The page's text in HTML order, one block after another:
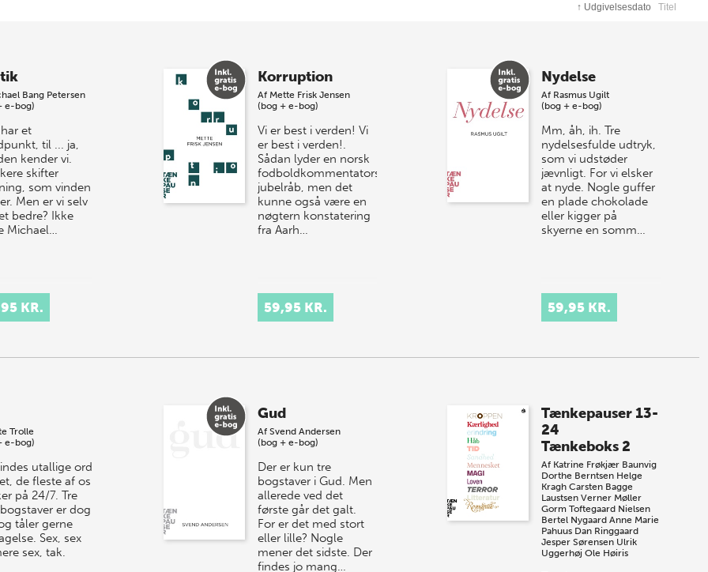
Anders Morgenthaler og Rikke Louise Schjødt og spænder fra klassisk
og fiktion – med ét fælles mål: at gøre forskningen levende og nærværende.
og støttet af Carlsbergfondet og Aage og Johanne Louis-Hansens
↑ Udgivelsesdato Titel
Bang Petersen
e-bog)
et
til ... ja,
kender vi.
skifter
som vinden
Men er vi selv
bedre? Ikke
Michael…
KR.
Korruption
Af Mette Frisk Jensen
(bog + e-bog)
Vi er best i verden! Vi
er best i verden!.
Sådan lyder en norsk
fodboldkommentators
jubelråb, men det
kunne også være en
nøgtern konstatering
fra Aarh…
59,95 KR.
Nydelse
Af Rasmus Ugilt
(bog + e-bog)
Mm, åh, ih. Tre
nydelsesfulde udtryk,
som vi udstøder
jævnligt. For vi elsker
at nyde. Nogle guffer
en plade chokolade
eller kigger på
skyerne en somm…
59,95 KR.
Trolle
e-bog)
utallige ord
de fleste af os
på 24/7. Tre
er dog
tåler gerne
Sex, sex
sex, tak.
Gud
Af Svend Andersen
(bog + e-bog)
Der er kun tre
bogstaver i Gud. Men
allerede ved det
første går det galt.
For er det med stort
eller lille? Nogle
mener det sidste. Der
findes jo mang…
Tænkepauser 13-
24
Tænkeboks 2
Af Katrine Frøkjær Baunvig
Dorthe Berntsen Helge
Kragh Carsten Bagge
Laustsen Verner Møller
Gorm Toftegaard Nielsen
Bertel Nygaard Anne Marie
Pahuus Dan Ringgaard
Jesper Sørensen Ulrik
Uggerhøj Ole Høiris